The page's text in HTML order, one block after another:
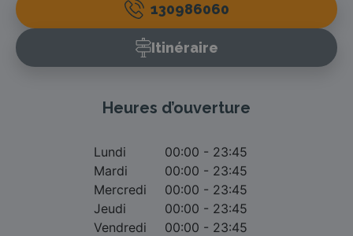
130986060
Itinéraire
Heures d’ouverture
Lundi
00:00 - 23:45
Mardi
00:00 - 23:45
Mercredi
00:00 - 23:45
Jeudi
00:00 - 23:45
Vendredi
00:00 - 23:45